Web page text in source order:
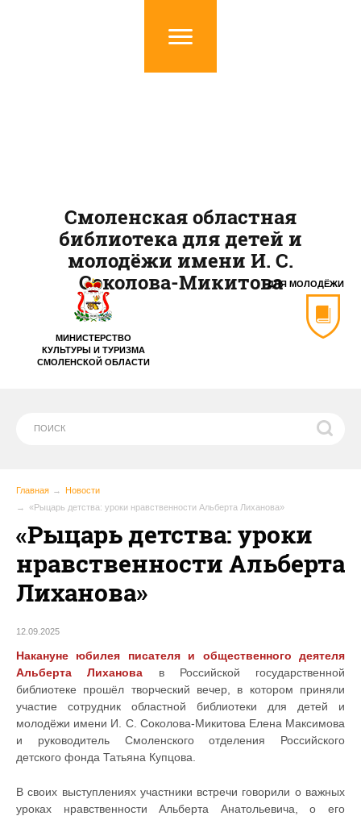
МИНИСТЕРСТВО
КУЛЬТУРЫ И ТУРИЗМА
СМОЛЕНСКОЙ ОБЛАСТИ
ДЛЯ МОЛОДЁЖИ
Смоленская областная
библиотека для детей и
молодёжи имени И. С.
Соколова-Микитова
Главная
Новости
«Рыцарь детства: уроки нравственности Альберта Лиханова»
«Рыцарь детства: уроки
нравственности Альберта
Лиханова»
12.09.2025
Накануне юбилея писателя и общественного деятеля
Альберта Лиханова в Российской государственной
библиотеке прошёл творческий вечер, в котором приняли
участие сотрудник областной библиотеки для детей и
молодёжи имени И. С. Соколова-Микитова Елена Максимова
и руководитель Смоленского отделения Российского
детского фонда Татьяна Купцова.
В своих выступлениях участники встречи говорили о важных
уроках нравственности Альберта Анатольевича, о его